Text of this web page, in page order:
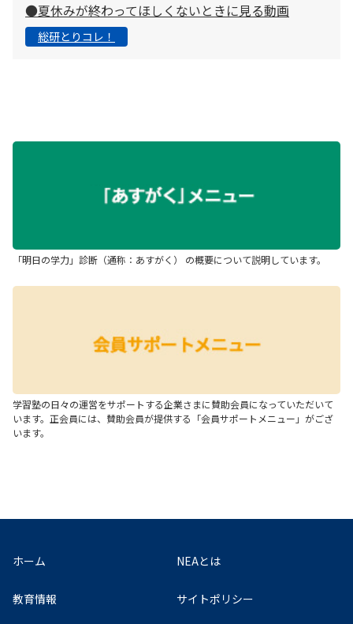
●夏休みが終わってほしくないときに見る動画
総研とりコレ！
「明日の学力」診断（通称：あすがく） の概要について説明しています。
学習塾の日々の運営をサポートする企業さまに賛助会員になっていただいて
います。正会員には、賛助会員が提供する「会員サポートメニュー」がござ
います。
ホーム NEAとは
教育情報 サイトポリシー